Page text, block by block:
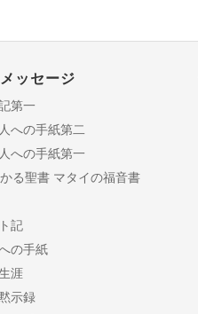
ッセージ
第一
への手紙第二
への手紙第一
る聖書 マタイの福音書
記
の手紙
涯
示録